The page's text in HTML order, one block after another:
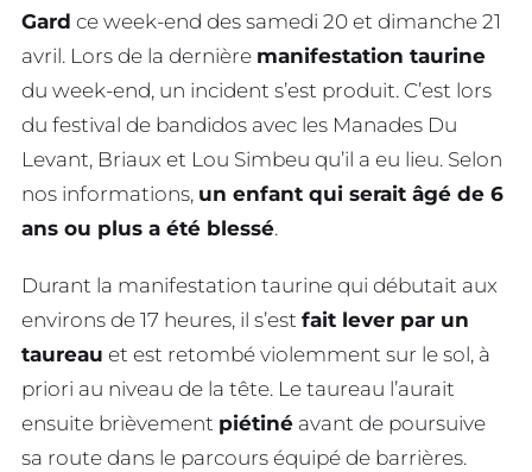
Gard ce week-end des samedi 20 et dimanche 21
avril. Lors de la dernière manifestation taurine
du week-end, un incident s’est produit. C’est lors
du festival de bandidos avec les Manades Du
Levant, Briaux et Lou Simbeu qu’il a eu lieu. Selon
nos informations, un enfant qui serait âgé de 6
ans ou plus a été blessé.
Durant la manifestation taurine qui débutait aux
environs de 17 heures, il s’est fait lever par un
taureau et est retombé violemment sur le sol, à
priori au niveau de la tête. Le taureau l’aurait
ensuite brièvement piétiné avant de poursuive
sa route dans le parcours équipé de barrières.